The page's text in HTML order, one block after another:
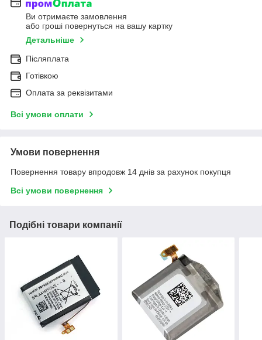
Ви отримаєте замовлення
або гроші повернуться на вашу картку
Детальніше
Післяплата
Готівкою
Оплата за реквізитами
Всі умови оплати
Умови повернення
Повернення товару впродовж 14 днів за рахунок покупця
Всі умови повернення
Подібні товари компанії